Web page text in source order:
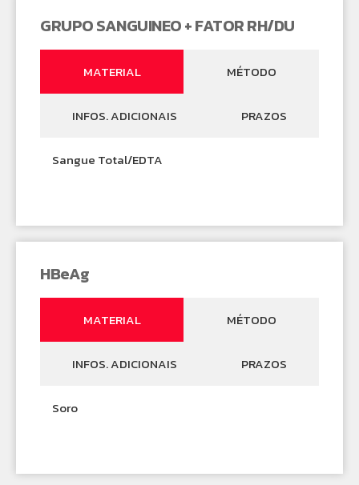
GRUPO SANGUINEO + FATOR RH/DU
MATERIAL MÉTODO
INFOS. ADICIONAIS PRAZOS
Sangue Total/EDTA
HBeAg
MATERIAL MÉTODO
INFOS. ADICIONAIS PRAZOS
Soro